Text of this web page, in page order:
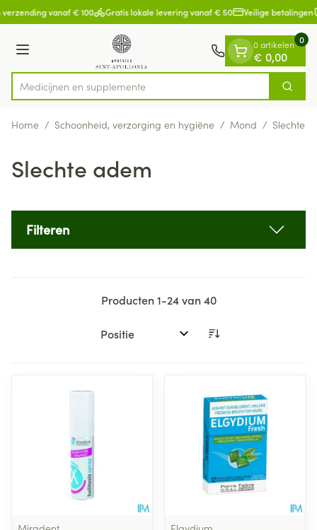
Ga naar de inhoud
1 van 1 vanaf € 100 Gratis lokale levering vanaf € 50 Veilige betalingen
Menu
Product, merk, categorie...
Medicij Zoek
0 artikelen
€ 0,00
0
Home / Schoonheid, verzorging en hygiëne / Mond / Slechte
Slechte adem
Filteren
Producten1-24van40
Sorteer op: